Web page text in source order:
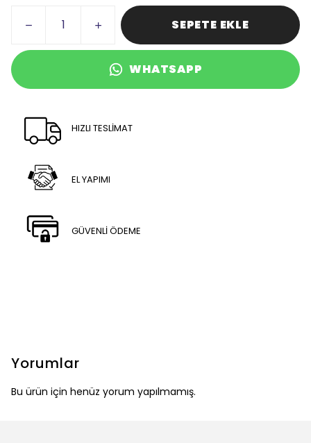
SEPETE EKLE
WHATSAPP
HIZLI TESLİMAT
EL YAPIMI
GÜVENLİ ÖDEME
Yorumlar
Bu ürün için henüz yorum yapılmamış.